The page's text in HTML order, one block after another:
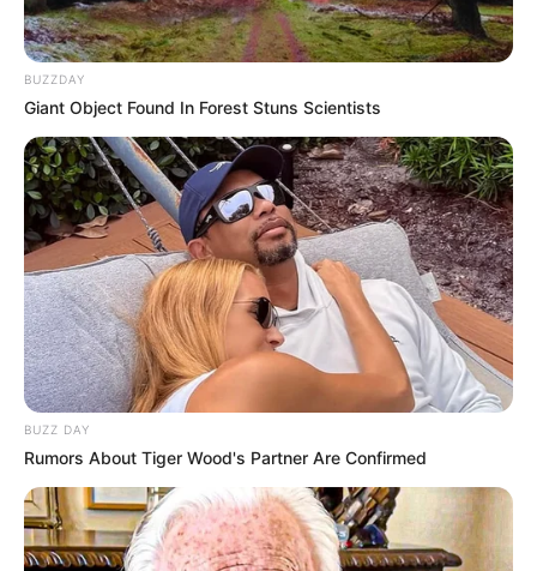
BUZZDAY
Giant Object Found In Forest Stuns Scientists
BUZZ DAY
Rumors About Tiger Wood's Partner Are Confirmed